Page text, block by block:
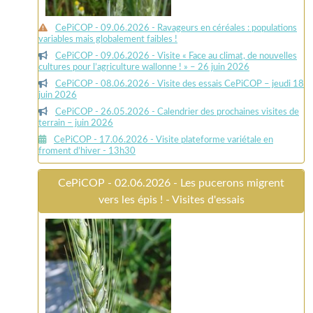
CePiCOP - 09.06.2026 - Ravageurs en céréales : populations
variables mais globalement faibles !
CePiCOP - 09.06.2026 - Visite « Face au climat, de nouvelles
cultures pour l’agriculture wallonne ! » – 26 juin 2026
CePiCOP - 08.06.2026 - Visite des essais CePiCOP – jeudi 18
juin 2026
CePiCOP - 26.05.2026 - Calendrier des prochaines visites de
terrain – juin 2026
CePiCOP - 17.06.2026 - Visite plateforme variétale en
froment d’hiver - 13h30
CePiCOP - 02.06.2026 - Les pucerons migrent
vers les épis ! - Visites d'essais